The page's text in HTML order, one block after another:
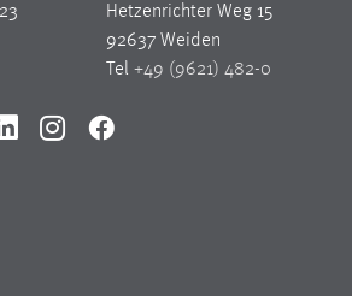
Hetzenrichter Weg 15
92637 Weiden
Tel +49 (9621) 482-0
LinkedInInstagramFacebook
Dieser Cookie ist notwendig um sich an
der Website einloggen zu können.